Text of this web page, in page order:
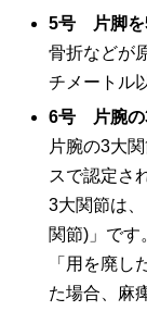
5号 片脚を
骨折などが
チメートル
6号 片腕の
片腕の3大関
スで認定さ
3大関節は
関節) 」です
「用を廃し
た場合、麻